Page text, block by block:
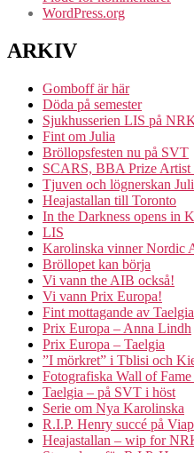
WordPress.org
ARKIV
Gomboff är här
Döda på semester
Sjukhusserien LIS på
Fint om Julia
Bröllopsfesten nu på SVT
SCARS, BBA Prize Artist
Tjuven och lögnerskan
Heajastallan till Toronto
In the Darkness opens in
LIS
Karolinska vinner Nordic
Bröllopet kan börja
Vi vann the AIB också!
Vi vann Prix Europa!
Fint mottagande av Taelgia
Prix Europa – Anna Lindh
Prix Europa – Taelgia
”I mörkret” i Tblisi och
Fotografiska Wall of
Taelgia – på SVT i höst
Serie om Nya Karolinska
R.I.P. Henry succé på
Heajastallan – wip for